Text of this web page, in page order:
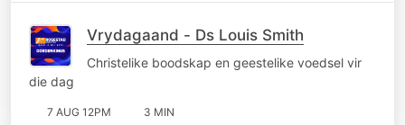
Vrydagaand - Ds Louis Smith
Christelike boodskap en geestelike voedsel vir
die dag
7 AUG 12PM 3 MIN